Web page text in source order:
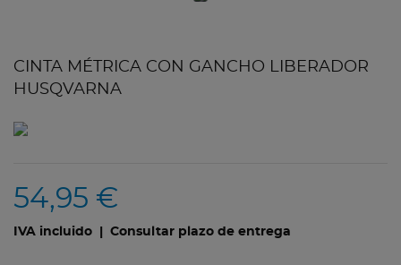
CINTA MÉTRICA CON GANCHO LIBERADOR
HUSQVARNA
54,95 €
IVA incluido | Consultar plazo de entrega